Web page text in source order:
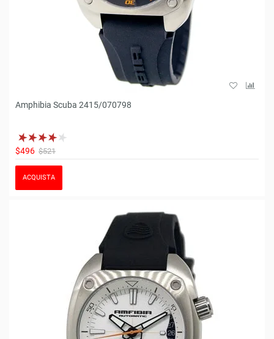
Amphibia Scuba 2415/070798
$496 $521
ACQUISTA